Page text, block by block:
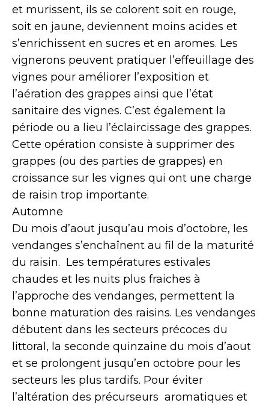
et murissent, ils se colorent soit en rouge,
soit en jaune, deviennent moins acides et
s’enrichissent en sucres et en aromes. Les
vignerons peuvent pratiquer l’effeuillage des
vignes pour améliorer l’exposition et
l’aération des grappes ainsi que l’état
sanitaire des vignes. C’est également la
période ou a lieu l’éclaircissage des grappes.
Cette opération consiste à supprimer des
grappes (ou des parties de grappes) en
croissance sur les vignes qui ont une charge
de raisin trop importante.
Automne
Du mois d’aout jusqu’au mois d’octobre, les
vendanges s’enchaînent au fil de la maturité
du raisin. Les températures estivales
chaudes et les nuits plus fraiches à
l’approche des vendanges, permettent la
bonne maturation des raisins. Les vendanges
débutent dans les secteurs précoces du
littoral, la seconde quinzaine du mois d’aout
et se prolongent jusqu’en octobre pour les
secteurs les plus tardifs. Pour éviter
l’altération des précurseurs aromatiques et